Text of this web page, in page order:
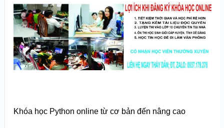
Khóa học Python online từ cơ bản đến nâng cao